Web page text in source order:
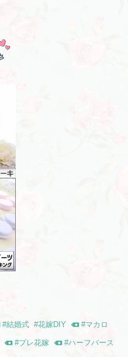
#結婚式 #花嫁DIY #マカロ
#プレ花嫁 #ハーフバース